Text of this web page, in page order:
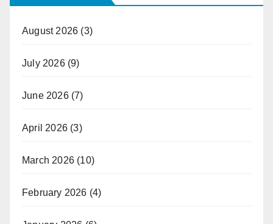
August 2026 (3)
July 2026(9)
June 2026(7)
April 2026 (3)
March 2026 (10)
February 2026 (4)